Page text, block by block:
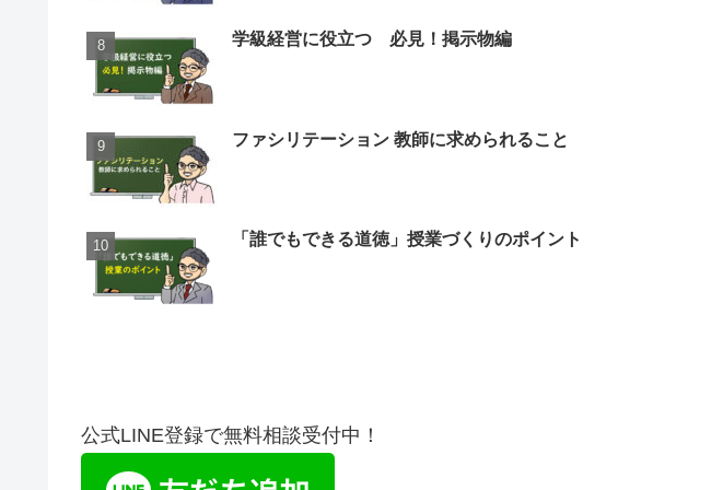
学級経営に役立つ 必見！掲示物編
ファシリテーション 教師に求められること
「誰でもできる道徳」授業づくりのポイント
公式LINE登録で無料相談受付中！